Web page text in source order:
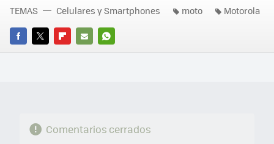
FACEBOOK
TWITTERFLIPBOARD
E-
WHATSAPP
TEMAS Celulares y Smartphones moto Motorola
Comentarios cerrados